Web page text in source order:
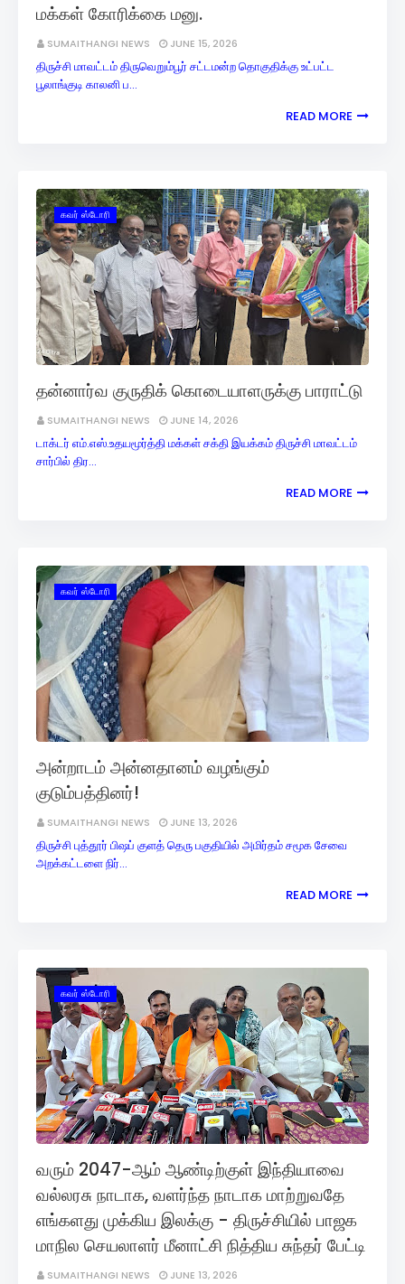
மக்கள் கோரிக்கை மனு.
SUMAITHANGI NEWS JUNE 15, 2026
திருச்சி மாவட்டம் திருவெறும்பூர் சட்டமன்ற தொகுதிக்கு உட்பட்ட
பூலாங்குடி காலனி ப…
READ MORE
கவர் ஸ்டோரி
தன்னார்வ குருதிக் கொடையாளருக்கு பாராட்டு
SUMAITHANGI NEWS JUNE 14, 2026
டாக்டர் எம்.எஸ்.உதயமூர்த்தி மக்கள் சக்தி இயக்கம் திருச்சி மாவட்டம்
சார்பில் திர…
READ MORE
கவர் ஸ்டோரி
அன்றாடம் அன்னதானம் வழங்கும்
குடும்பத்தினர்!
SUMAITHANGI NEWS JUNE 13, 2026
திருச்சி புத்தூர் பிஷப் குளத் தெரு பகுதியில் அமிர்தம் சமூக சேவை
அறக்கட்டளை நிர்…
READ MORE
கவர் ஸ்டோரி
வரும் 2047-ஆம் ஆண்டிற்குள் இந்தியாவை
வல்லரசு நாடாக, வளர்ந்த நாடாக மாற்றுவதே
எங்களது முக்கிய இலக்கு - திருச்சியில் பாஜக
மாநில செயலாளர் மீனாட்சி நித்திய சுந்தர் பேட்டி
SUMAITHANGI NEWS JUNE 13, 2026